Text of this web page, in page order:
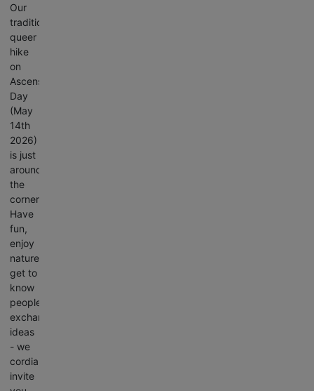
Our
traditional
queer
hike
on
Ascension
Day
(May
14th
2026)
is just
around
the
corner.
Have
fun,
enjoy
nature,
get to
know
people,
exchange
ideas
- we
cordially
invite